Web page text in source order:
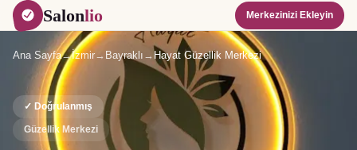
Salonlio Merkezinizi Ekleyin
Ana Sayfa→İzmir→ Bayraklı →Hayat Güzellik Merkezi
✓ Doğrulanmış
Güzellik Merkezi